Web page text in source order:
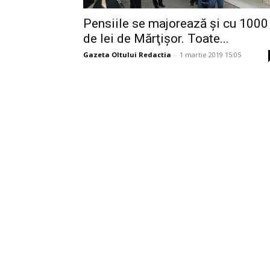
Pensiile se majorează şi cu 1000
de lei de Mărţişor. Toate...
Gazeta Oltului Redactia - 1 martie 2019 15:05